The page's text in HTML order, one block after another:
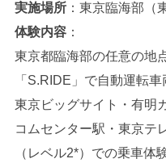
実施場所：東京臨海部（
体験内容：
東京都臨海部の任意の地
「S.RIDE」で自動運転
東京ビッグサイト・有明
コムセンター駅・東京テ
（レベル2*）での乗車体